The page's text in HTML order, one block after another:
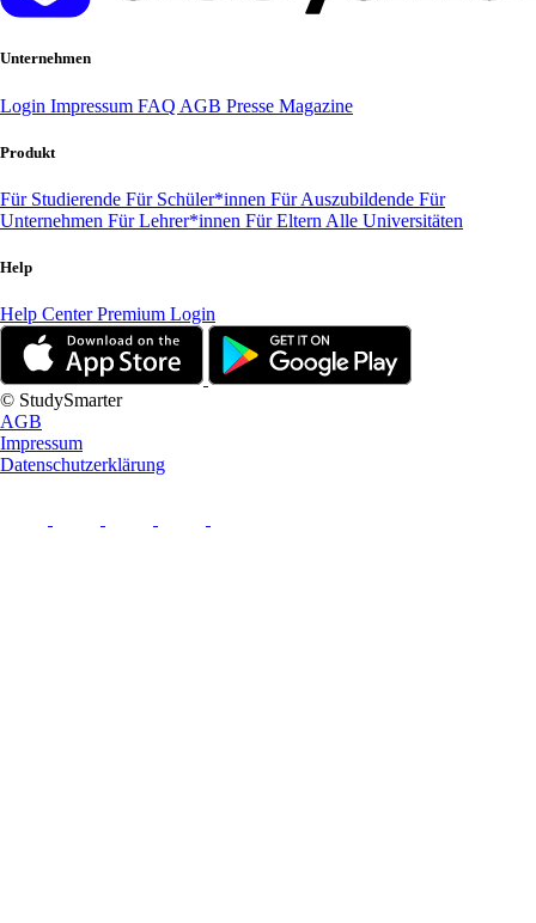
Unternehmen
Login Impressum FAQ AGB Presse Magazine
Produkt
Für Studierende Für Schüler*innen Für Auszubildende Für
Unternehmen Für Lehrer*innen Für Eltern Alle Universitäten
Help
Help CenterPremium Login
© StudySmarter
AGB
Impressum
Datenschutzerklärung